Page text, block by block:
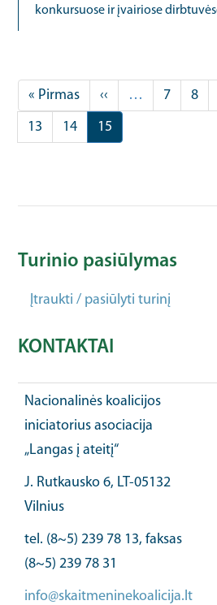
konkursuose ir įvairiose
Pagination
First
page
« Pirmas
Previous
page
‹‹ … Puslapis
7 8
Puslapis
13 Puslapis
14
Current
page
15
Turinio pasiūlymas
Įtraukti / pasiūlyti turinį
KONTAKTAI
Nacionalinės koalicijos
iniciatorius asociacija
„Langas į ateitį“
J. Rutkausko 6, LT-05132
Vilnius
tel. (8~5) 239 78 13, faksas
(8~5) 239 78 31
info@skaitmeninekoalicija.lt